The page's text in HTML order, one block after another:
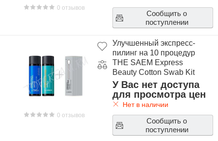
0 отзывов
Сообщить о
поступлении
0 отзывов
Улучшенный экспресс-
пилинг на 10 процедур
THE SAEM Express
Beauty Cotton Swab Kit
У Вас нет доступа
для просмотра цен
Нет в наличии
Сообщить о
поступлении